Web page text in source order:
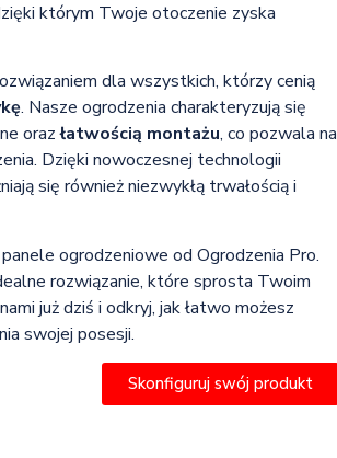
którym Twoje otoczenie zyska
dla wszystkich, którzy cenią
. Nasze ogrodzenia charakteryzują się
orazłatwością montażu, co pozwala na
Dzięki nowoczesnej technologii
się również niezwykłą trwałością i
ogrodzeniowe od Ogrodzenia Pro.
rozwiązanie, które sprosta Twoim
już dziś i odkryj, jak łatwo możesz
swojej posesji.
Skonfiguruj swój produkt